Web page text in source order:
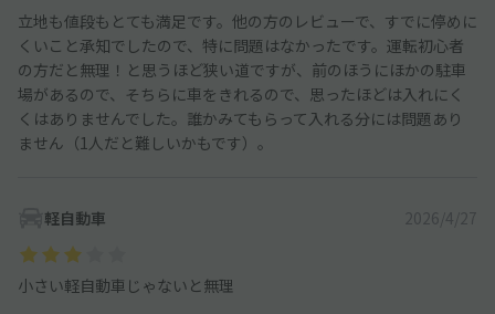
立地も値段もとても満足です。他の方のレビューで、すでに停めに
くいこと承知でしたので、特に問題はなかったです。運転初心者
の方だと無理！と思うほど狭い道ですが、前のほうにほかの駐車
場があるので、そちらに車をきれるので、思ったほどは入れにく
くはありませんでした。誰かみてもらって入れる分には問題あり
ません（1人だと難しいかもです）。
軽自動車 2026/4/27
小さい軽自動車じゃないと無理